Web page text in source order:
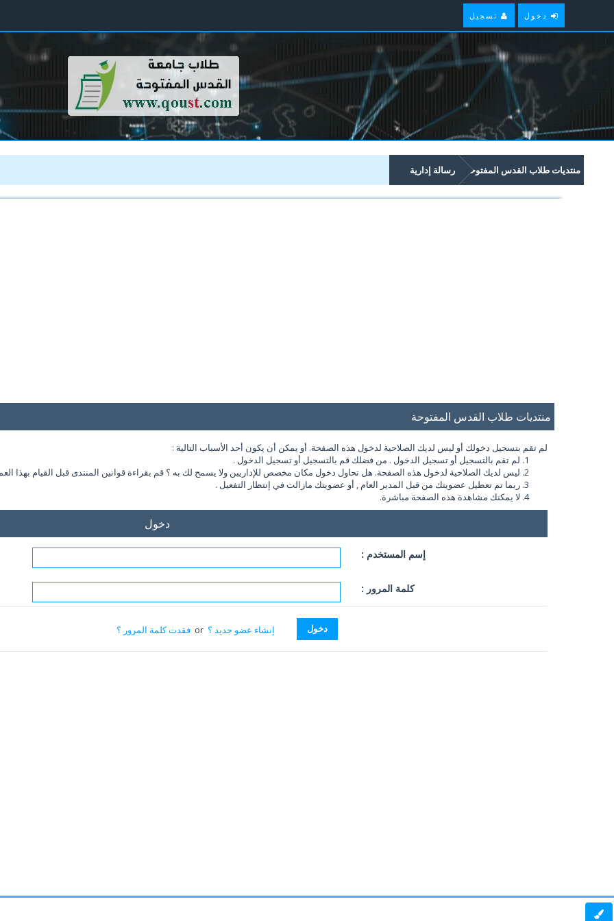
دخول تسجيل
منتديات طلاب القدس المفتوحة رسالة إدارية
منتديات طلاب القدس المفتوحة
لم تقم بتسجيل دخولك أو ليس لديك الصلاحية لدخول هذه الصفحة. أو يمكن أن يكون أحد الأسباب التالية :
لم تقم بالتسجيل أو تسجيل الدخول . من فضلك قم بالتسجيل أو تسجيل الدخول .
ليس لديك الصلاحية لدخول هذه الصفحة. هل تحاول دخول مكان مخصص للإداريين ولا يسمح لك به ؟ قم بقراءة قوانين المنتدى قبل القيام بهذا
ربما تم تعطيل عضويتك من قبل المدير العام , أو عضويتك مازالت في إنتظار التفعيل .
لا يمكنك مشاهدة هذه الصفحة مباشرة.
دخول
إسم المستخدم :
كلمة المرور :
إنشاء عضو جديد ؟ or فقدت كلمة المرور ؟